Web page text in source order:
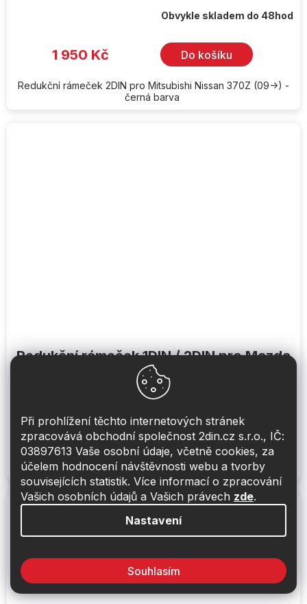
Při prohlížení těchto internetových stránek
zpracovává obchodní společnost 2din.cz s.r.o., IČ:
03897613 Vaše osobní údaje, včetně cookies, za
účelem hodnocení návštěvnosti webu a tvorby
souvisejících statistik. Více informací o zpracování
Vašich osobních údajů a Vašich právech zde.
Nastavení
Souhlasím
Obvykle skladem do 48hod
1 950 Kč Do košíku
Redukční rámeček 2DIN pro Mitsubishi Nissan 370Z (09->) -
černá barva
Redukční rámeček 1DIN / 2DIN pro Mazda
CX-9
Obvykle skladem do 48hod
1 500 Kč Do košíku
Redukční rámeček 1DIN / 2DIN pro Mazda CX-9 (07-13)